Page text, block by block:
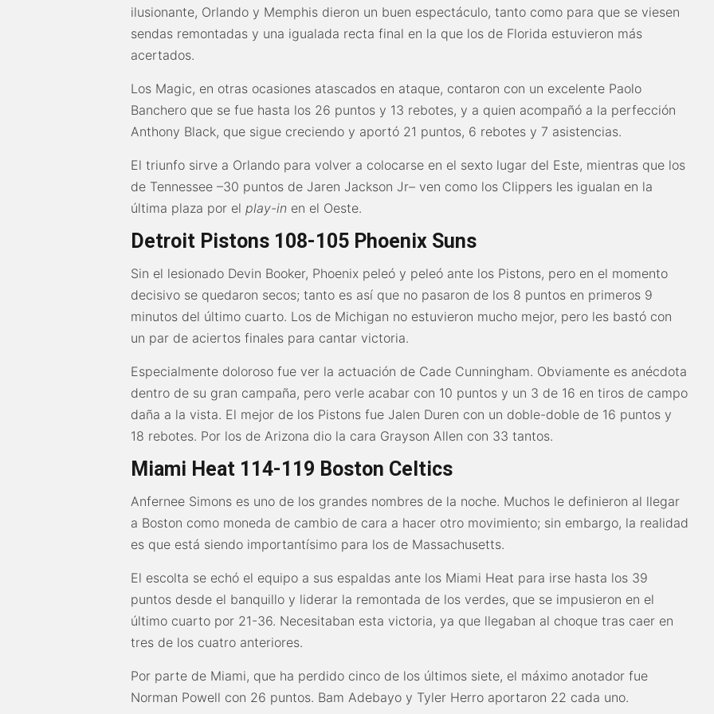
ilusionante, Orlando y Memphis dieron un buen espectáculo, tanto como para que se viesen
sendas remontadas y una igualada recta final en la que los de Florida estuvieron más
acertados.
Los Magic, en otras ocasiones atascados en ataque, contaron con un excelente Paolo
Banchero que se fue hasta los 26 puntos y 13 rebotes, y a quien acompañó a la perfección
Anthony Black, que sigue creciendo y aportó 21 puntos, 6 rebotes y 7 asistencias.
El triunfo sirve a Orlando para volver a colocarse en el sexto lugar del Este, mientras que los
de Tennessee –30 puntos de Jaren Jackson Jr– ven como los Clippers les igualan en la
última plaza por elplay-in en el Oeste.
Detroit Pistons 108-105 Phoenix Suns
Sin el lesionado Devin Booker, Phoenix peleó y peleó ante los Pistons, pero en el momento
decisivo se quedaron secos; tanto es así que no pasaron de los 8 puntos en primeros 9
minutos del último cuarto. Los de Michigan no estuvieron mucho mejor, pero les bastó con
un par de aciertos finales para cantar victoria.
Especialmente doloroso fue ver la actuación de Cade Cunningham. Obviamente es anécdota
dentro de su gran campaña, pero verle acabar con 10 puntos y un 3 de 16 en tiros de campo
daña a la vista. El mejor de los Pistons fue Jalen Duren con un doble-doble de 16 puntos y
18 rebotes. Por los de Arizona dio la cara Grayson Allen con 33 tantos.
Miami Heat 114-119 Boston Celtics
Anfernee Simons es uno de los grandes nombres de la noche. Muchos le definieron al llegar
a Boston como moneda de cambio de cara a hacer otro movimiento; sin embargo, la realidad
es que está siendo importantísimo para los de Massachusetts.
El escolta se echó el equipo a sus espaldas ante los Miami Heat para irse hasta los 39
puntos desde el banquillo y liderar la remontada de los verdes, que se impusieron en el
último cuarto por 21-36. Necesitaban esta victoria, ya que llegaban al choque tras caer en
tres de los cuatro anteriores.
Por parte de Miami, que ha perdido cinco de los últimos siete, el máximo anotador fue
Norman Powell con 26 puntos. Bam Adebayo y Tyler Herro aportaron 22 cada uno.